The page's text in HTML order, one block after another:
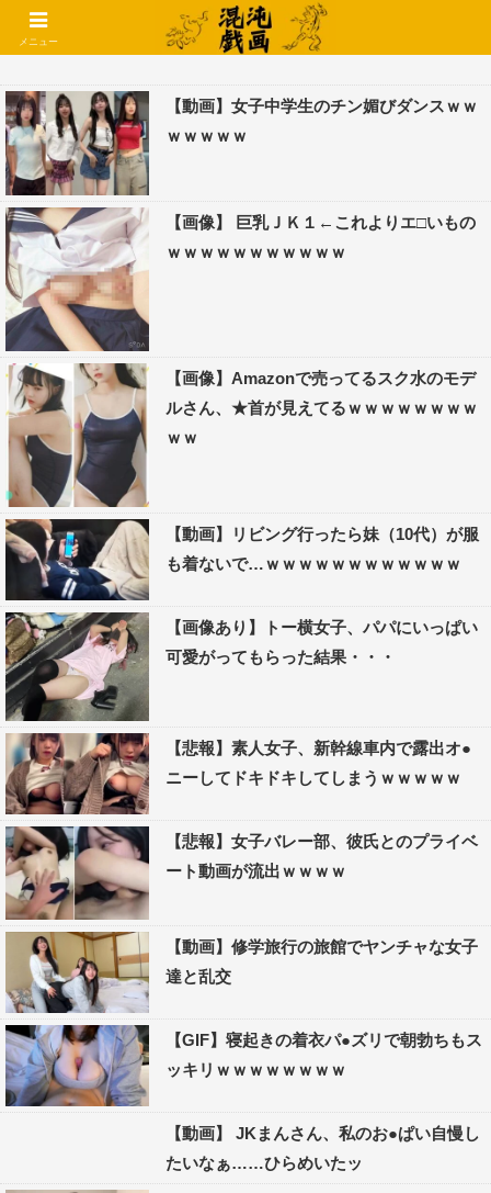
コメントでコテハン使えるようになりました🌱
【動画】女子中学生のチン媚びダンスｗｗ
ｗｗｗｗｗ
【画像】 巨乳ＪＫ１←これよりエ□いもの
ｗｗｗｗｗｗｗｗｗｗｗ
【画像】Amazonで売ってるスク水のモデ
ルさん、★首が見えてるｗｗｗｗｗｗｗｗ
ｗｗ
【動画】リビング行ったら妹（10代）が服
も着ないで…ｗｗｗｗｗｗｗｗｗｗｗｗ
【画像あり】トー横女子、パパにいっぱい
可愛がってもらった結果・・・
【悲報】素人女子、新幹線車内で露出オ●
ニーしてドキドキしてしまうｗｗｗｗｗ
【悲報】女子バレー部、彼氏とのプライベ
ート動画が流出ｗｗｗｗ
【動画】修学旅行の旅館でヤンチャな女子
達と乱交
【GIF】寝起きの着衣パ●ズリで朝勃ちもス
ッキリｗｗｗｗｗｗｗｗ
【動画】 JKまんさん、私のお●ぱい自慢し
たいなぁ……ひらめいたッ
メニュー